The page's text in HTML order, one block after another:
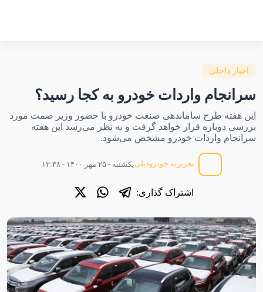
اخبار داخلی
سرانجام واردات خودرو به کجا رسید؟
این هفته طرح ساماندهی صنعت خودرو با حضور وزیر صمت مورد
بررسی دوباره قرار خواهد گرفت و به نظر می‌رسد این هفته
سرانجام واردات خودرو مشخص می‌شود.
تحریریه خودرودیلییکشنبه - ۲۵ مهر ۱۴۰۰ - ۱۲:۳۸
اشتراک گذاری: